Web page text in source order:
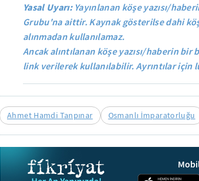
Yasal Uyarı:Yayınlanan köşe yazısı/
Grubu'na aittir. Kaynak gösterilse dahi
alınmadan kullanılamaz.
Ancak alıntılanan köşe yazısı/haberin
link verilerek kullanılabilir. Ayrıntılar için
Ahmet Hamdi Tanpınar Osmanlı İmparatorluğu